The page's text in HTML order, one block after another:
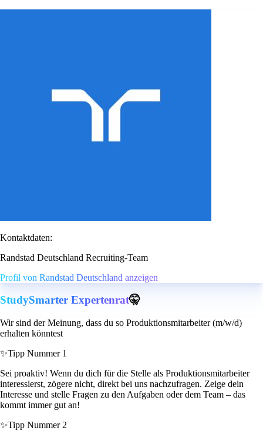
Kontaktdaten:
Randstad Deutschland Recruiting-Team
Profil von Randstad Deutschland anzeigen
StudySmarter Expertenrat🤫
Wir sind der Meinung, dass du so Produktionsmitarbeiter (m/w/d)
erhalten könntest
✨Tipp Nummer 1
Sei proaktiv! Wenn du dich für die Stelle als Produktionsmitarbeiter
interessierst, zögere nicht, direkt bei uns nachzufragen. Zeige dein
Interesse und stelle Fragen zu den Aufgaben oder dem Team – das
kommt immer gut an!
✨Tipp Nummer 2